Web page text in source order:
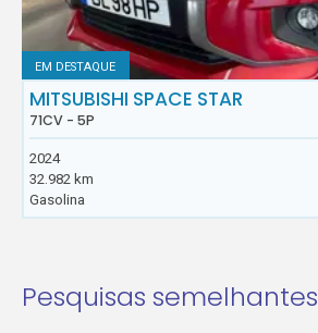
EM DESTAQUE
MITSUBISHI SPACE STAR
71CV - 5P
2024
32.982 km
Gasolina
Pesquisas semelhantes